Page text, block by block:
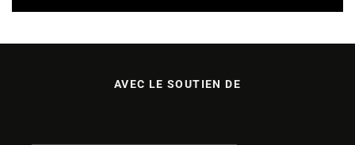
AVEC LE SOUTIEN DE